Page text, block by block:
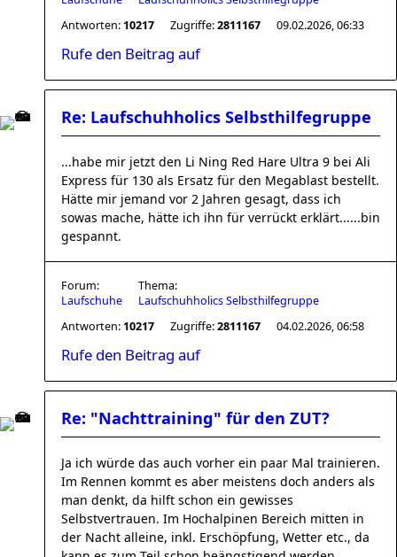
Antworten: 10217 Zugriffe:2811167 09.02.2026, 06:33
Rufe den Beitrag auf
Re: Laufschuhholics Selbsthilfegruppe
...habe mir jetzt den Li Ning Red Hare Ultra 9 bei Ali
Express für 130 als Ersatz für den Megablast bestellt.
Hätte mir jemand vor 2 Jahren gesagt, dass ich
sowas mache, hätte ich ihn für verrückt erklärt......bin
gespannt.
Forum:
Laufschuhe
Thema:
Laufschuhholics Selbsthilfegruppe
Antworten: 10217 Zugriffe:2811167 04.02.2026, 06:58
Rufe den Beitrag auf
Re: "Nachttraining" für den ZUT?
Ja ich würde das auch vorher ein paar Mal trainieren.
Im Rennen kommt es aber meistens doch anders als
man denkt, da hilft schon ein gewisses
Selbstvertrauen. Im Hochalpinen Bereich mitten in
der Nacht alleine, inkl. Erschöpfung, Wetter etc., da